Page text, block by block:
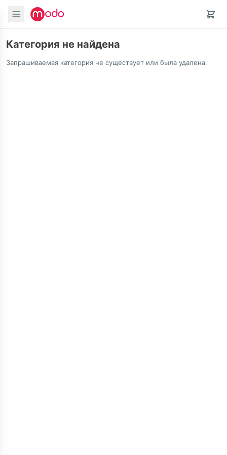
Категория не найдена
Запрашиваемая категория не существует или была удалена.